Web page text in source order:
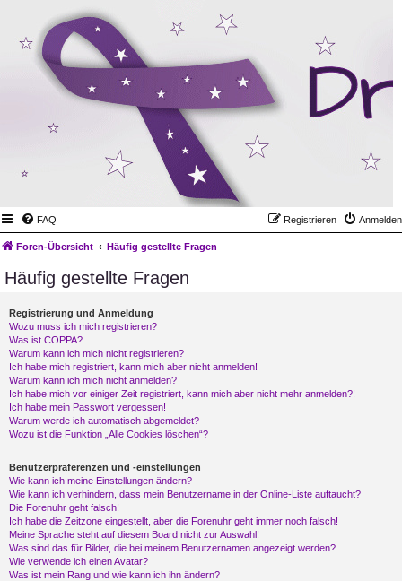
FAQ Anmelden
Registrieren
Foren-Übersicht Häufig gestellte Fragen
Häufig gestellte Fragen
Registrierung und Anmeldung
Wozu muss ich mich registrieren?
Was ist COPPA?
Warum kann ich mich nicht registrieren?
Ich habe mich registriert, kann mich aber nicht anmelden!
Warum kann ich mich nicht anmelden?
Ich habe mich vor einiger Zeit registriert, kann mich aber nicht mehr anmelden?!
Ich habe mein Passwort vergessen!
Warum werde ich automatisch abgemeldet?
Wozu ist die Funktion „Alle Cookies löschen“?
Benutzerpräferenzen und -einstellungen
Wie kann ich meine Einstellungen ändern?
Wie kann ich verhindern, dass mein Benutzername in der Online-Liste auftaucht?
Die Forenuhr geht falsch!
Ich habe die Zeitzone eingestellt, aber die Forenuhr geht immer noch falsch!
Meine Sprache steht auf diesem Board nicht zur Auswahl!
Was sind das für Bilder, die bei meinem Benutzernamen angezeigt werden?
Wie verwende ich einen Avatar?
Was ist mein Rang und wie kann ich ihn ändern?